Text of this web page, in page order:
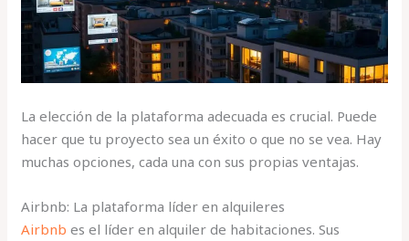
La elección de la plataforma adecuada es crucial. Puede
hacer que tu proyecto sea un éxito o que no se vea. Hay
muchas opciones, cada una con sus propias ventajas.
Airbnb: La plataforma líder en alquileres
Airbnb es el líder en alquiler de habitaciones. Sus